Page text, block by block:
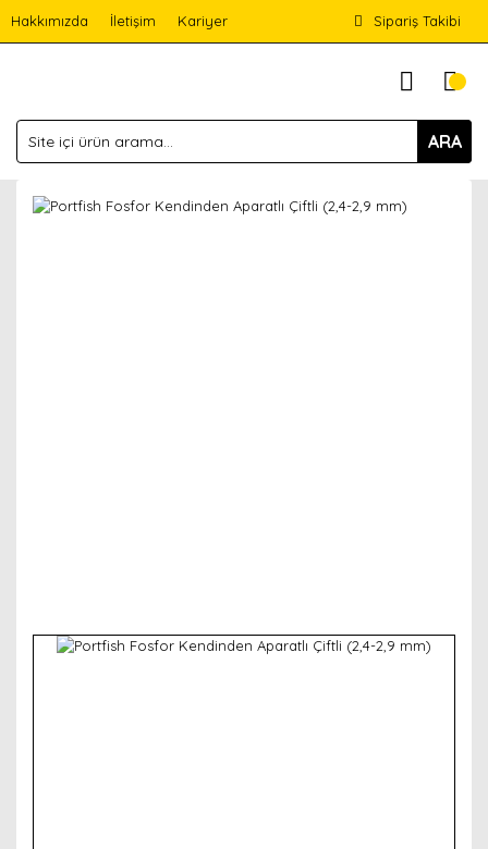
Hakkımızda İletişim Kariyer Sipariş Takibi
ARA